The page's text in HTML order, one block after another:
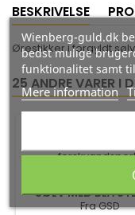
BESKRIVELSE
Ørestikker i forgyldt
25 ANDRE VARER I
ØRERINGE I
SØLV MED BLÅ
Fra GSD
Wienberg-guld.dk
bedst mulige
funktionalitet samt
Mere information